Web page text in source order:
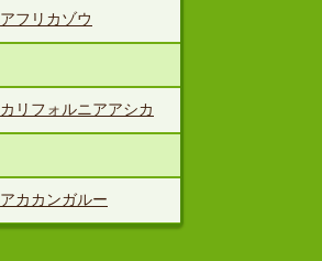
アフリカゾウ
カリフォルニアアシカ
アカカンガルー